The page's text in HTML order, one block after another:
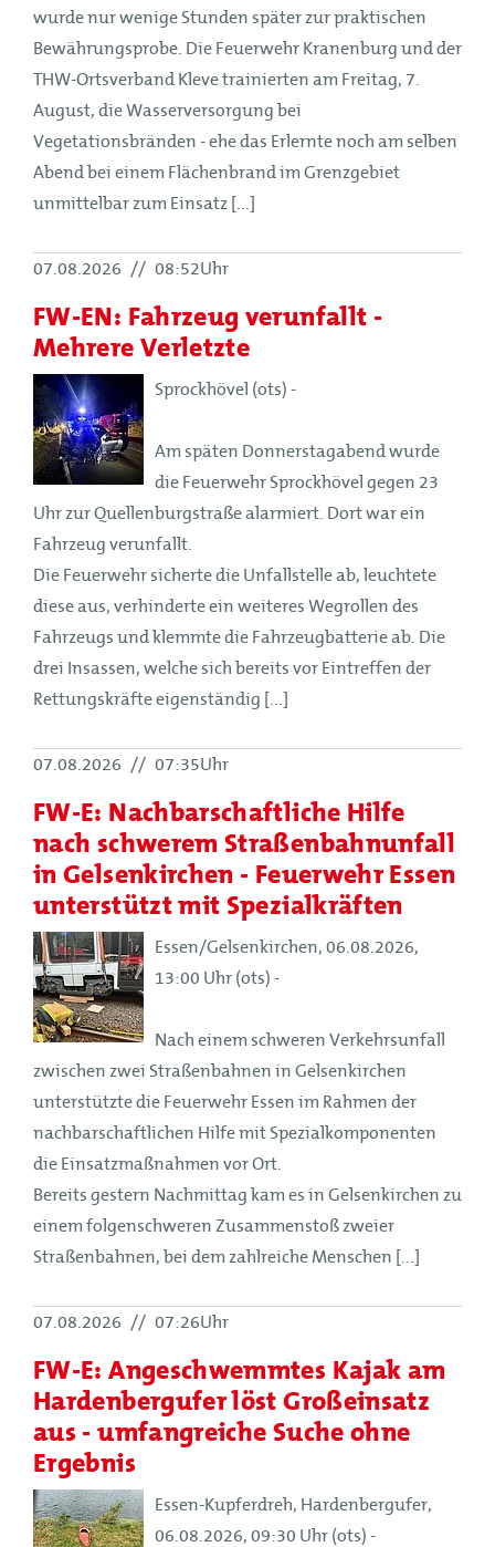
wurde nur wenige Stunden später zur praktischen
Bewährungsprobe. Die Feuerwehr Kranenburg und der
THW-Ortsverband Kleve trainierten am Freitag, 7.
August, die Wasserversorgung bei
Vegetationsbränden - ehe das Erlernte noch am selben
Abend bei einem Flächenbrand im Grenzgebiet
unmittelbar zum Einsatz [...]
07.08.2026 // 08:52Uhr
FW-EN: Fahrzeug verunfallt -
Mehrere Verletzte
Sprockhövel (ots) -
Am späten Donnerstagabend wurde
die Feuerwehr Sprockhövel gegen 23
Uhr zur Quellenburgstraße alarmiert. Dort war ein
Fahrzeug verunfallt.
Die Feuerwehr sicherte die Unfallstelle ab, leuchtete
diese aus, verhinderte ein weiteres Wegrollen des
Fahrzeugs und klemmte die Fahrzeugbatterie ab. Die
drei Insassen, welche sich bereits vor Eintreffen der
Rettungskräfte eigenständig [...]
07.08.2026 // 07:35Uhr
FW-E: Nachbarschaftliche Hilfe
nach schwerem Straßenbahnunfall
in Gelsenkirchen - Feuerwehr Essen
unterstützt mit Spezialkräften
Essen/Gelsenkirchen, 06.08.2026,
13:00 Uhr (ots) -
Nach einem schweren Verkehrsunfall
zwischen zwei Straßenbahnen in Gelsenkirchen
unterstützte die Feuerwehr Essen im Rahmen der
nachbarschaftlichen Hilfe mit Spezialkomponenten
die Einsatzmaßnahmen vor Ort.
Bereits gestern Nachmittag kam es in Gelsenkirchen zu
einem folgenschweren Zusammenstoß zweier
Straßenbahnen, bei dem zahlreiche Menschen [...]
07.08.2026 // 07:26Uhr
FW-E: Angeschwemmtes Kajak am
Hardenbergufer löst Großeinsatz
aus - umfangreiche Suche ohne
Ergebnis
Essen-Kupferdreh, Hardenbergufer,
06.08.2026, 09:30 Uhr (ots) -